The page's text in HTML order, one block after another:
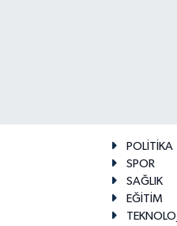
POLİTİKA
SPOR
SAĞLIK
EĞİTİM
TEKNOLOJİ